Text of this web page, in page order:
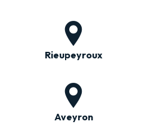
Rieupeyroux
Aveyron